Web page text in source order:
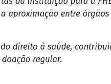
aproximação entre
direito à saúde,
regular.